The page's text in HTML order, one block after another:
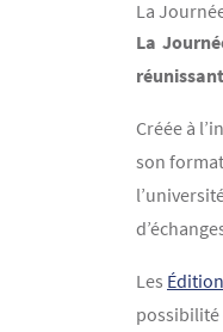
La
Texte
La
Créée à
son
Les
possibilité